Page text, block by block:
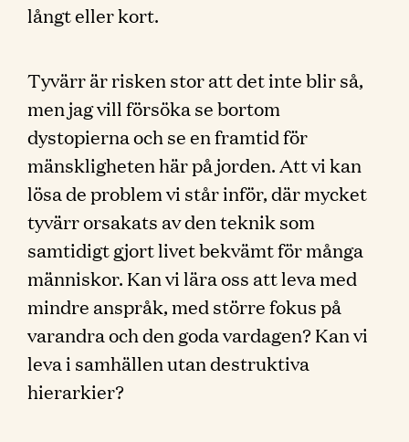
långt eller kort.
Tyvärr är risken stor att det inte blir så,
men jag vill försöka se bortom
dystopierna och se en framtid för
mänskligheten här på jorden. Att vi kan
lösa de problem vi står inför, där mycket
tyvärr orsakats av den teknik som
samtidigt gjort livet bekvämt för många
människor. Kan vi lära oss att leva med
mindre anspråk, med större fokus på
varandra och den goda vardagen? Kan vi
leva i samhällen utan destruktiva
hierarkier?